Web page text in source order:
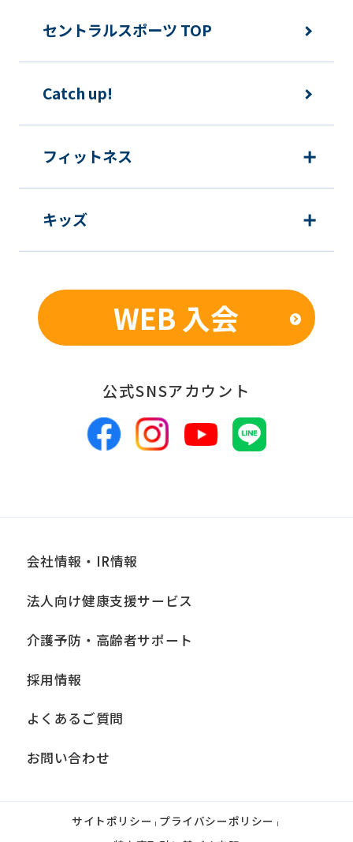
ご利用上の諸連絡や利用状況の確認の
む）等、新商品・サービスの立案・開
発・実施のため
新商品・サービスやイベント情報を含
個人を特定できないよう加工したうえ
での統計的なデータの作成、活用、公
■個人情報の管理
当社は、お客様からお預かりした個人情
ざん、紛失等がないよう適正な管理に努
めます。当社において安全管理のために
講じている措置の内容については、本プ
■個人情報の開示
当社は、お客様からお預かりした個人情
本人の同意なく第三者に提供、開示いた
しません。ただし、法令により当社がお
る場合、あらかじめ当社との間で秘密保
持契約を締結している業務委託先、およ
する場合、法令に基づき当社が開示を求
められた場合、司法または行政機関から
セントラルスポーツ TOP
Catch up!
フィットネス
キッズ
WEB 入会
公式SNSアカウント
会社情報・IR情報
法人向け健康支援サービス
介護予防・高齢者サポート
採用情報
よくあるご質問
お問い合わせ
サイトポリシー | プライバシーポリシー |